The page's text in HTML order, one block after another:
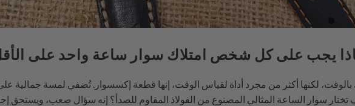
يجب على كل شخص امتلاك سوار ساعة واحد على
لكنها أكثر من مجرد أداة لقياس الوقت، إنها قطعة إكسسوار. تُضفي لمسة جمالية
تختار سوار الساعة المثالي المصنوع من الفولاذ المقاوم للصدأ؟ إنه سؤال صعب، ويستحق